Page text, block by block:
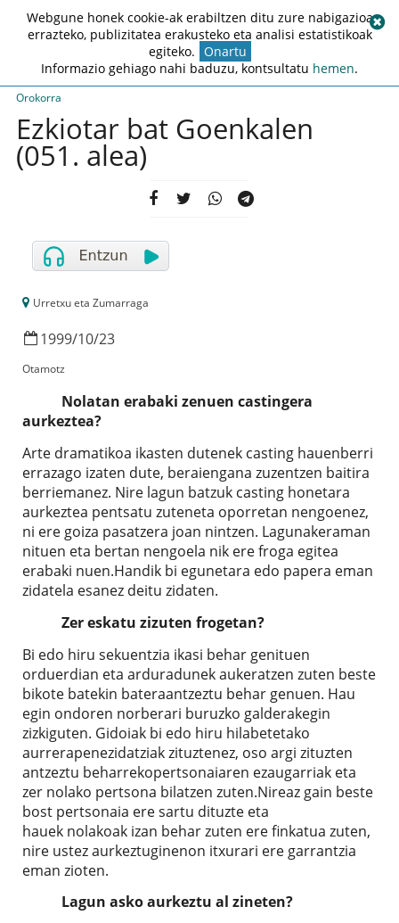
Orokorra
Ezkiotar bat Goenkalen
(051. alea)
Urretxu eta Zumarraga
1999/10/23
Otamotz
Nolatan erabaki zenuen castingera
aurkeztea?
Arte dramatikoa ikasten dutenek casting hauenberri
errazago izaten dute, beraiengana zuzentzen baitira
berriemanez. Nire lagun batzuk casting honetara
aurkeztea pentsatu zuteneta oporretan nengoenez,
ni ere goiza pasatzera joan nintzen. Lagunakeraman
nituen eta bertan nengoela nik ere froga egitea
erabaki nuen.Handik bi egunetara edo papera eman
zidatela esanez deitu zidaten.
Zer eskatu zizuten frogetan?
Bi edo hiru sekuentzia ikasi behar genituen
orduerdian eta arduradunek aukeratzen zuten beste
bikote batekin bateraantzeztu behar genuen. Hau
egin ondoren norberari buruzko galderakegin
zizkiguten. Gidoiak bi edo hiru hilabetetako
aurrerapenezidatziak zituztenez, oso argi zituzten
antzeztu beharrekopertsonaiaren ezaugarriak eta
zer nolako pertsona bilatzen zuten.Nireaz gain beste
bost pertsonaia ere sartu dituzte eta
hauek nolakoak izan behar zuten ere finkatua zuten,
nire ustez aurkeztuginenon itxurari ere garrantzia
eman zioten.
Lagun asko aurkeztu al zineten?
Webgune honek cookie-ak erabiltzen ditu zure nabigazioa
errazteko, publizitatea erakusteko eta analisi estatistikoak
egiteko. Onartu
Informazio gehiago nahi baduzu, kontsultatu hemen.